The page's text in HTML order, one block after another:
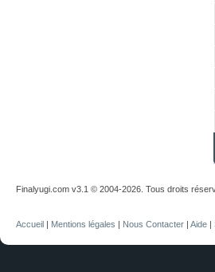
Finalyugi.com v3.1 © 2004-2026. Tous droits
Accueil | Mentions légales | Nous Contacter | Aide |